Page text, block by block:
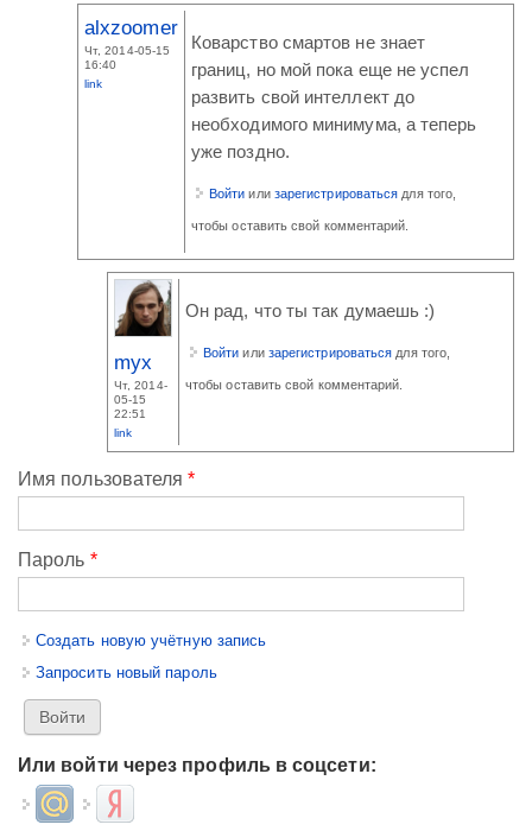
alxzoomer
Чт, 2014-05-15
16:40
link
Коварство смартов не знает
границ, но мой пока еще не успел
развить свой интеллект до
необходимого минимума, а теперь
уже поздно.
Войти или зарегистрироваться для того,
чтобы оставить свой комментарий.
myx
Чт, 2014-
05-15
22:51
link
Он рад, что ты так думаешь :)
Войти или зарегистрироваться для того,
чтобы оставить свой комментарий.
Имя пользователя*
Пароль *
Создать новую учётную запись
Запросить новый пароль
Или войти через профиль в соцсети:
Login with Mail.ruLogin with Яндекс